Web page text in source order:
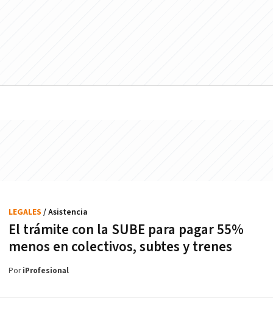
El trámite con la SUBE para pagar 55%
menos en colectivos, subtes y trenes
LEGALES / Asistencia
PoriProfesional